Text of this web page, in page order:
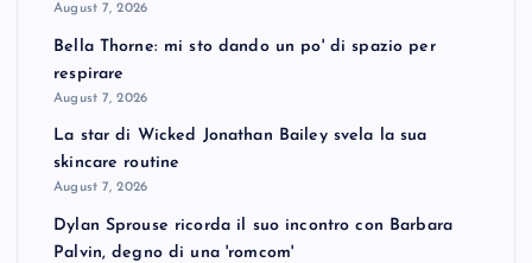
August 7, 2026
Bella Thorne: mi sto dando un po' di spazio per
respirare
August 7, 2026
La star di Wicked Jonathan Bailey svela la sua
skincare routine
August 7, 2026
Dylan Sprouse ricorda il suo incontro con Barbara
Palvin, degno di una 'romcom'